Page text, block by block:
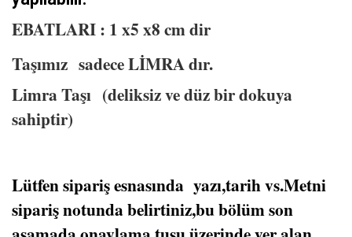
EBATLARI : 1 x5 x8 cm dir
Taşımız sadece LİMRA dır.
Limra Taşı (deliksiz ve düz bir dokuya
sahiptir)
Lütfen sipariş esnasında yazı,tarih vs.Metni
sipariş notunda belirtiniz,bu bölüm son